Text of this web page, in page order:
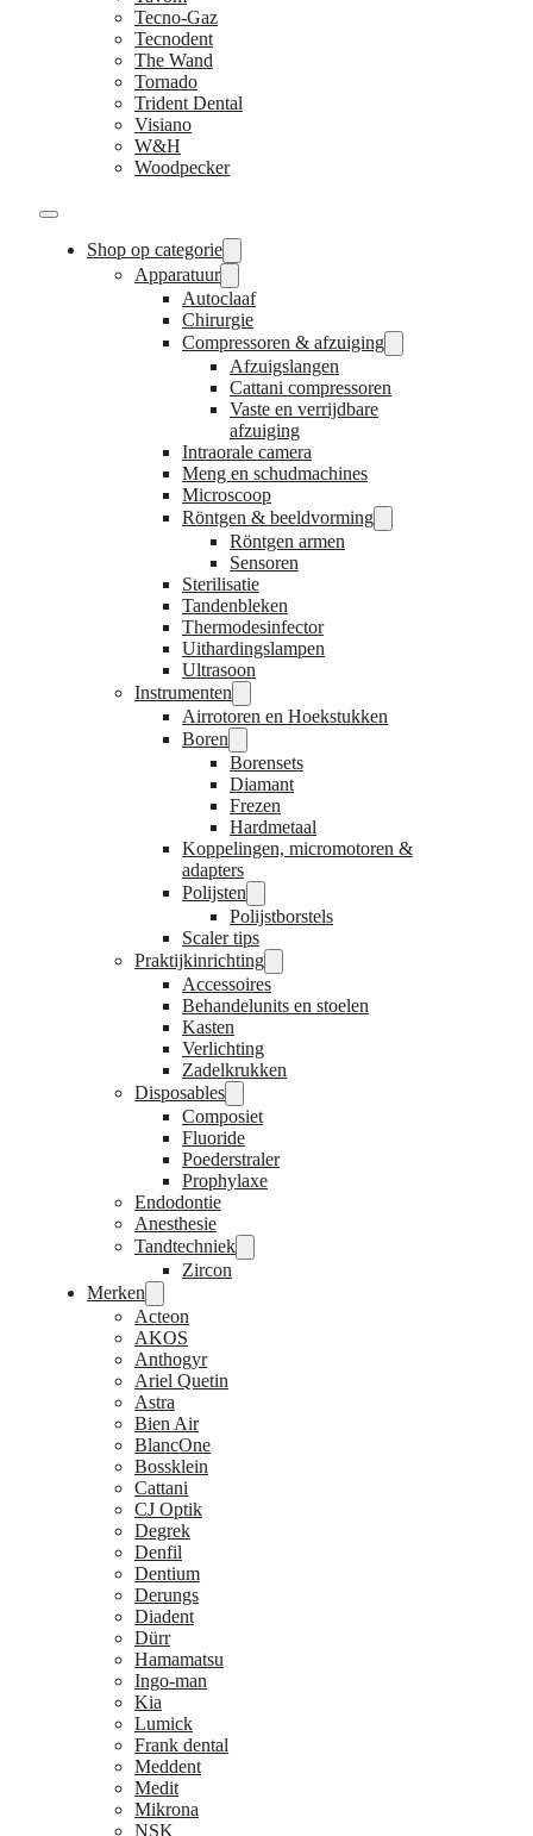
Tecno-Gaz
Tecnodent
The Wand
Tornado
Trident Dental
Visiano
W&H
Woodpecker
Shop op categorie
Apparatuur
Autoclaaf
Chirurgie
Compressoren & afzuiging
Afzuigslangen
Cattani compressoren
Vaste en verrijdbare
afzuiging
Intraorale camera
Meng en schudmachines
Microscoop
Röntgen & beeldvorming
Röntgen armen
Sensoren
Sterilisatie
Tandenbleken
Thermodesinfector
Uithardingslampen
Ultrasoon
Instrumenten
Airrotoren en Hoekstukken
Boren
Borensets
Diamant
Frezen
Hardmetaal
Koppelingen, micromotoren &
adapters
Polijsten
Polijstborstels
Scaler tips
Praktijkinrichting
Accessoires
Behandelunits en stoelen
Kasten
Verlichting
Zadelkrukken
Disposables
Composiet
Fluoride
Poederstraler
Prophylaxe
Endodontie
Anesthesie
Tandtechniek
Zircon
Merken
Acteon
AKOS
Anthogyr
Ariel Quetin
Astra
Bien Air
BlancOne
Bossklein
Cattani
CJ Optik
Degrek
Denfil
Dentium
Derungs
Diadent
Dürr
Hamamatsu
Ingo-man
Kia
Lumick
Frank dental
Meddent
Medit
Mikrona
NSK